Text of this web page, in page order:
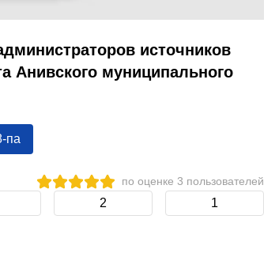
источников
Анивского муниципального
па
по оценке 3 пользователей
2 1